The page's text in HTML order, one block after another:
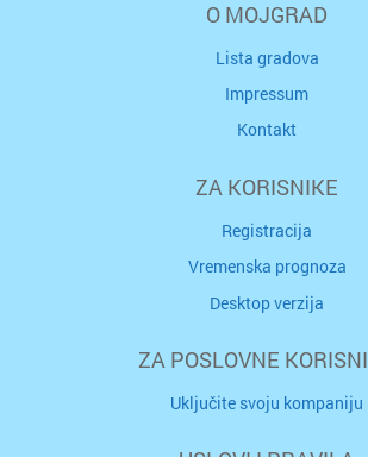
O MOJGRAD
Lista gradova
Impressum
Kontakt
ZA KORISNIKE
Registracija
Vremenska prognoza
Desktop verzija
ZA POSLOVNE
Uključite svoju kompaniju